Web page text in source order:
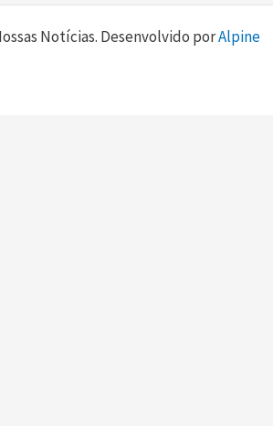
Notícias. Desenvolvido porAlpine